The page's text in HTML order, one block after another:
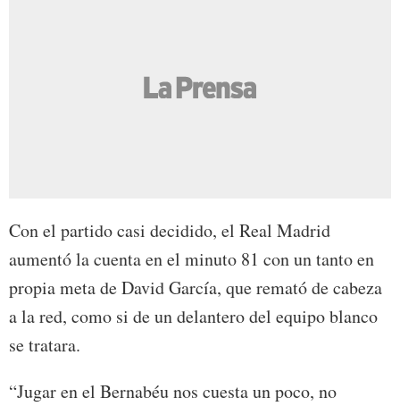
Con el partido casi decidido, el Real Madrid
aumentó la cuenta en el minuto 81 con un tanto en
propia meta de David García, que remató de cabeza
a la red, como si de un delantero del equipo blanco
se tratara.
“Jugar en el Bernabéu nos cuesta un poco, no